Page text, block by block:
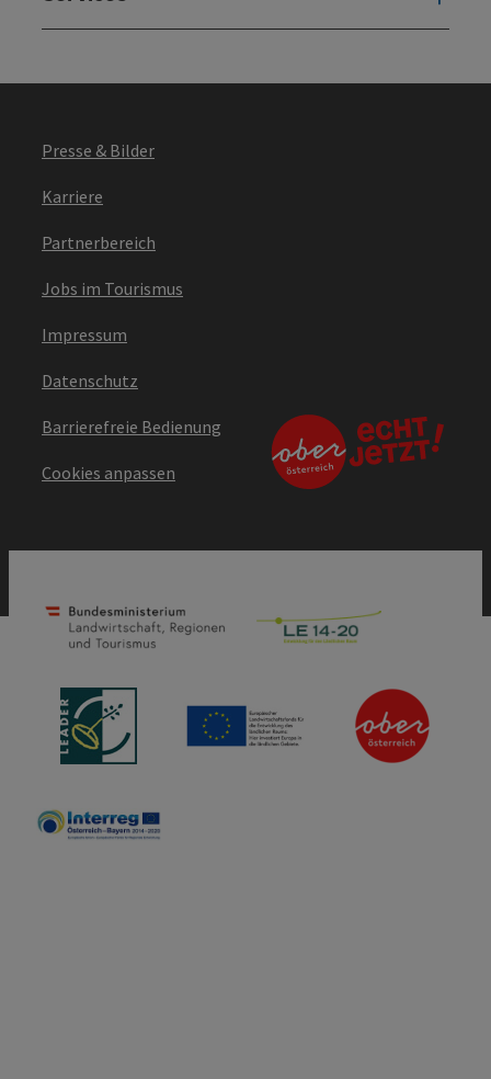
Presse & Bilder
Karriere
Partnerbereich
Jobs im Tourismus
Impressum
Datenschutz
Barrierefreie Bedienung
Cookies anpassen